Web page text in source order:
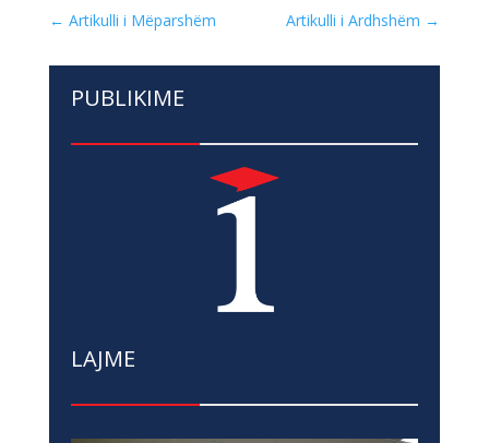
← Artikulli i Mëparshëm Artikulli i Ardhshëm →
PUBLIKIME
LAJME